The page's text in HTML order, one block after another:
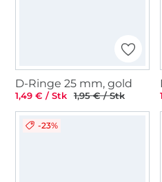
D-Ringe 25 mm, gold
1,49 € / Stk 1,95 € / Stk
-23%